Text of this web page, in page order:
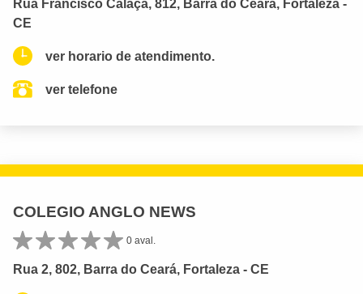
Rua Francisco Calaça, 812, Barra do Ceará, Fortaleza -
CE
ver horario de atendimento.
ver telefone
COLEGIO ANGLO NEWS
0 aval.
Rua 2, 802, Barra do Ceará, Fortaleza - CE